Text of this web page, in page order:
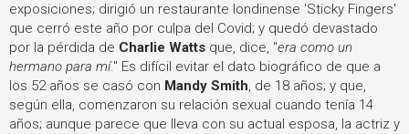
exposiciones; dirigió un restaurante londinense 'Sticky Fingers'
que cerró este año por culpa del Covid; y quedó devastado
por la pérdida de Charlie Watts que, dice, "era como un
hermano para mí." Es difícil evitar el dato biográfico de que a
los 52 años se casó con Mandy Smith, de 18 años; y que,
según ella, comenzaron su relación sexual cuando tenía 14
años; aunque parece que lleva con su actual esposa, la actriz y